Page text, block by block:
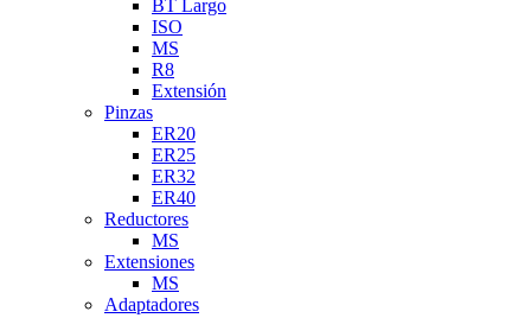
BT Largo
ISO
MS
R8
Extensión
Pinzas
ER20
ER25
ER32
ER40
Reductores
MS
Extensiones
MS
Adaptadores